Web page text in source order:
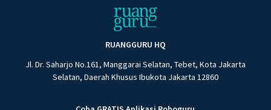
RUANGGURU HQ
Jl. Dr. Saharjo No.161, Manggarai Selatan, Tebet, Kota Jakarta
Selatan, Daerah Khusus Ibukota Jakarta 12860